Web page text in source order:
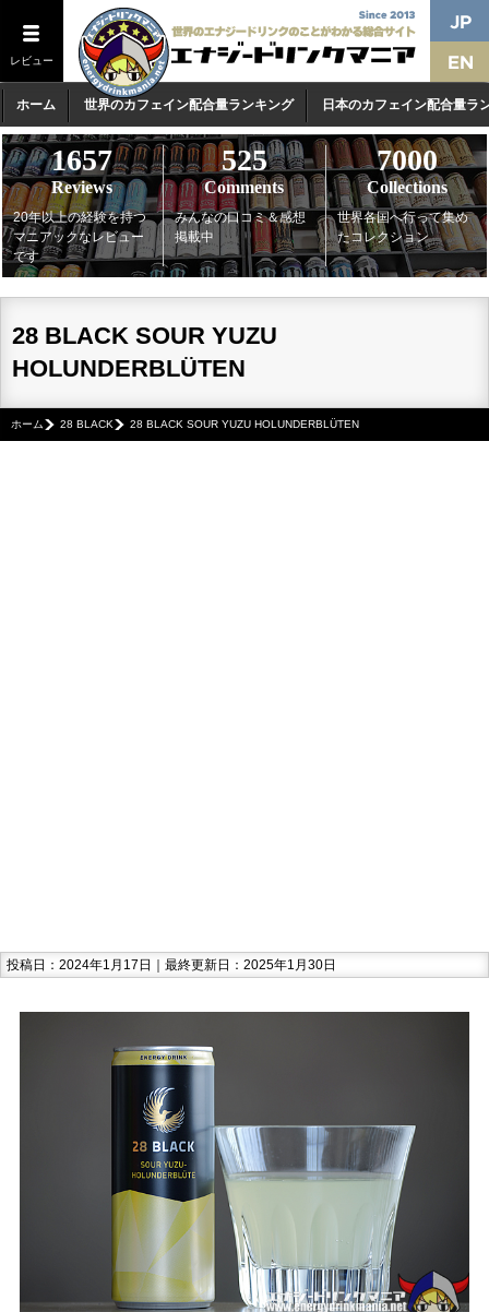
レビュー
ホーム 世界のカフェイン配合量ランキング 日本のカフェイン配合量ラ
1657
Reviews
20年以上の経験を持つ
マニアックなレビュー
です
525
Comments
みんなの口コミ＆感想
掲載中
7000
Collections
世界各国へ行って集め
たコレクション
28 BLACK SOUR YUZU
HOLUNDERBLÜTEN
ホーム 28 BLACK 28 BLACK SOUR YUZU HOLUNDERBLÜTEN
投稿日：2024年1月17日｜最終更新日：2025年1月30日